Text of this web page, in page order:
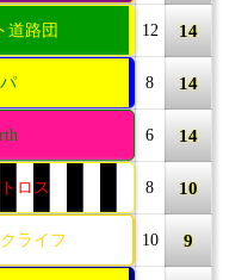
道路団 12 14
8 14
6 14
ロス 8 10
ライフ 10 9